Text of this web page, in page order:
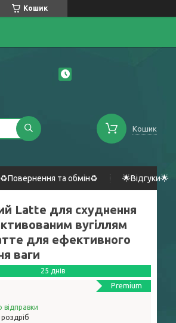
Кошик
Кошик
♻️Повернення та обмін♻️ 🌟Відгуки🌟
Latte для схуднення
вугіллям
для ефективного
ваги
Premium
25 днів